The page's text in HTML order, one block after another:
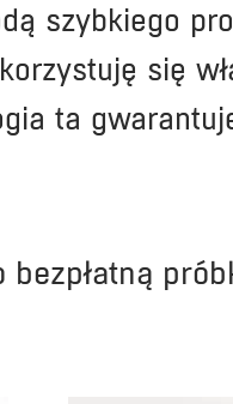
szybkiego
się
ta
bezpłatną